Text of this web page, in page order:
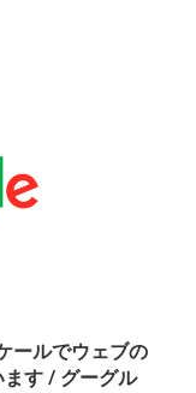
ールでウェブの
す / グーグル